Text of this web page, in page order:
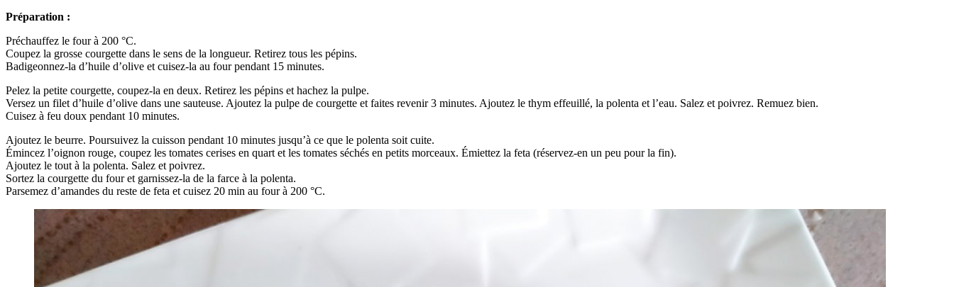
Préparation :
Préchauffez le four à 200 °C.
Coupez la grosse courgette dans le sens de la longueur. Retirez tous les pépins.
Badigeonnez-la d’huile d’olive et cuisez-la au four pendant 15 minutes.
Pelez la petite courgette, coupez-la en deux. Retirez les pépins et hachez la pulpe.
Versez un filet d’huile d’olive dans une sauteuse. Ajoutez la pulpe de courgette et faites revenir 3 minutes. Ajoutez le thym effeuillé, la polenta et l’eau. Salez et poivrez. Remuez bien.
Cuisez à feu doux pendant 10 minutes.
Ajoutez le beurre. Poursuivez la cuisson pendant 10 minutes jusqu’à ce que le polenta soit cuite.
Émincez l’oignon rouge, coupez les tomates cerises en quart et les tomates séchés en petits morceaux. Émiettez la feta (réservez-en un peu pour la fin).
Ajoutez le tout à la polenta. Salez et poivrez.
Sortez la courgette du four et garnissez-la de la farce à la polenta.
Parsemez d’amandes du reste de feta et cuisez 20 min au four à 200 °C.